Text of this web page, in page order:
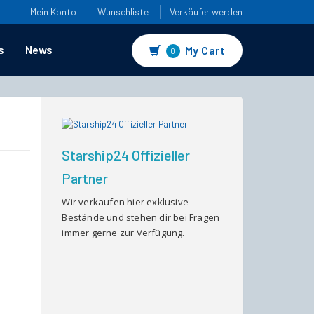
Mein Konto Wunschliste Verkäufer werden
News 0 My Cart
Starship24 Offizieller
Partner
Wir verkaufen hier exklusive
Bestände und stehen dir bei Fragen
immer gerne zur Verfügung.